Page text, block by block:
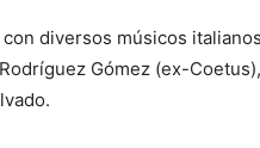
diversos músicos
Gómez (ex-